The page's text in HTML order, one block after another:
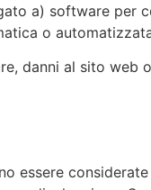
a) software
o
danni al sito
essere